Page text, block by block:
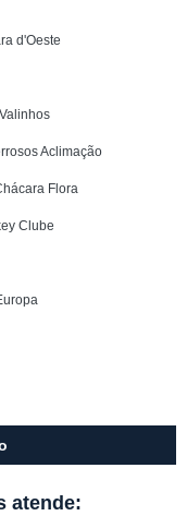
d'Oeste
Aclimação
Flora
Clube
atende: